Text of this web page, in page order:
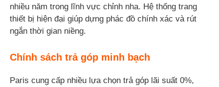
nhiều năm trong lĩnh vực chỉnh nha. Hệ thống trang
thiết bị hiện đại giúp dựng phác đồ chính xác và rút
ngắn thời gian niềng.
Chính sách trả góp minh bạch
Paris cung cấp nhiều lựa chọn trả góp lãi suất 0%,